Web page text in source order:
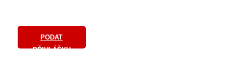
PODAT
PŘIHLÁŠKU